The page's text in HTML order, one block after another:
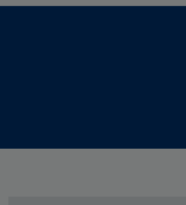
Secondary